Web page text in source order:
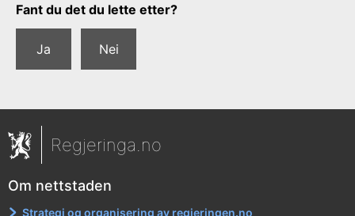
Tilbakemeldingsskjema
Fant du det du lette etter?
Ja Nei
Regjeringa.no
Om nettstaden
Strategi og organisering av regjeringen.no